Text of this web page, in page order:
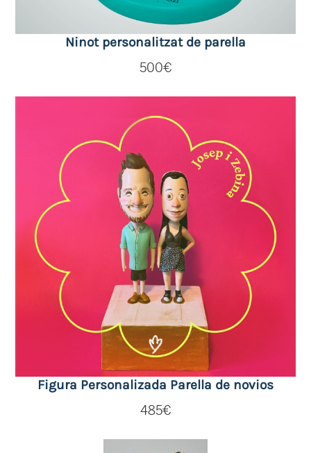
Ninot personalitzat de parella
500€
Figura Personalizada Parella de novios
485€